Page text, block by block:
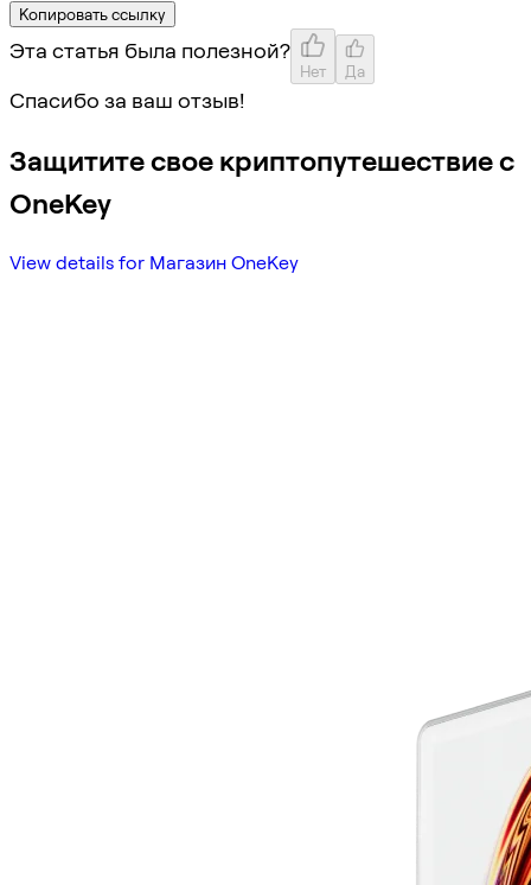
Копировать ссылку
Эта статья была полезной?
Нет Да
Спасибо за ваш отзыв!
Защитите свое криптопутешествие с
OneKey
View details for Магазин OneKey